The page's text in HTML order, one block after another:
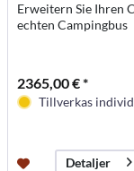
Erweitern Sie Ihren
echten Campingbus
2365,00 € *
Tillverkas
Detaljer